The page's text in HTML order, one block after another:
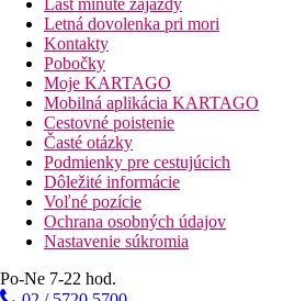
Last minute zájazdy
Letná dovolenka pri mori
Kontakty
Pobočky
Moje KARTAGO
Mobilná aplikácia KARTAGO
Cestovné poistenie
Časté otázky
Podmienky pre cestujúcich
Dôležité informácie
Voľné pozície
Ochrana osobných údajov
Nastavenie súkromia
Po-Ne 7-22 hod.